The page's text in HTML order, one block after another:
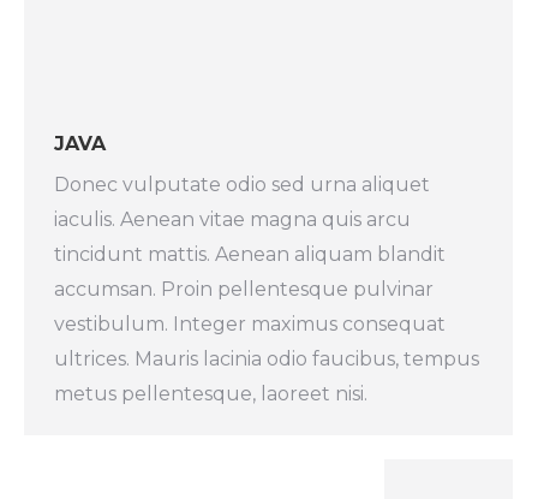
JAVA
Donec vulputate odio sed urna aliquet
iaculis. Aenean vitae magna quis arcu
tincidunt mattis. Aenean aliquam blandit
accumsan. Proin pellentesque pulvinar
vestibulum. Integer maximus consequat
ultrices. Mauris lacinia odio faucibus, tempus
metus pellentesque, laoreet nisi.